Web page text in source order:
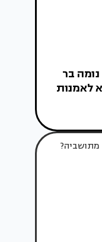
בר
לאמנות